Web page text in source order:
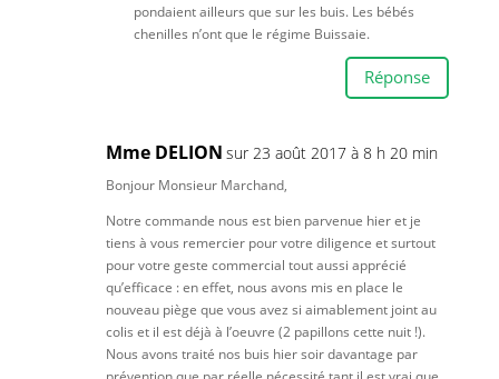
pondaient ailleurs que sur les buis. Les bébés
chenilles n’ont que le régime Buissaie.
Réponse
Mme DELION sur 23 août 2017 à 8 h 20 min
Bonjour Monsieur Marchand,
Notre commande nous est bien parvenue hier et je
tiens à vous remercier pour votre diligence et surtout
pour votre geste commercial tout aussi apprécié
qu’efficace : en effet, nous avons mis en place le
nouveau piège que vous avez si aimablement joint au
colis et il est déjà à l’oeuvre (2 papillons cette nuit !).
Nous avons traité nos buis hier soir davantage par